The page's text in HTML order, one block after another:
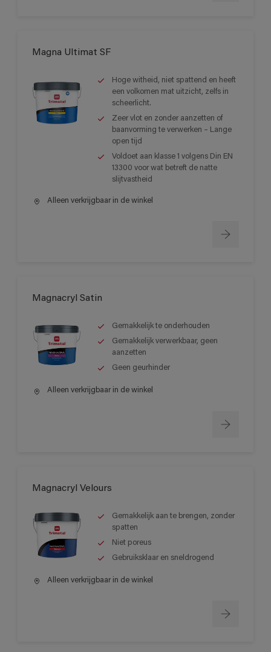
Magna Ultimat SF
Hoge witheid, niet spattend en heeft
een volkomen mat uitzicht, zelfs in
scheerlicht.
Zeer vlot en zonder aanzetten of
baanvorming te verwerken – Lange
open tijd
Voldoet aan klasse 1 volgens Din EN
13300 voor wat betreft de natte
slijtvastheid
Alleen verkrijgbaar in de winkel
Magnacryl Satin
Gemakkelijk te onderhouden
Gemakkelijk verwerkbaar, geen
aanzetten
Geen geurhinder
Alleen verkrijgbaar in de winkel
Magnacryl Velours
Gemakkelijk aan te brengen, zonder
spatten
Niet poreus
Gebruiksklaar en sneldrogend
Alleen verkrijgbaar in de winkel